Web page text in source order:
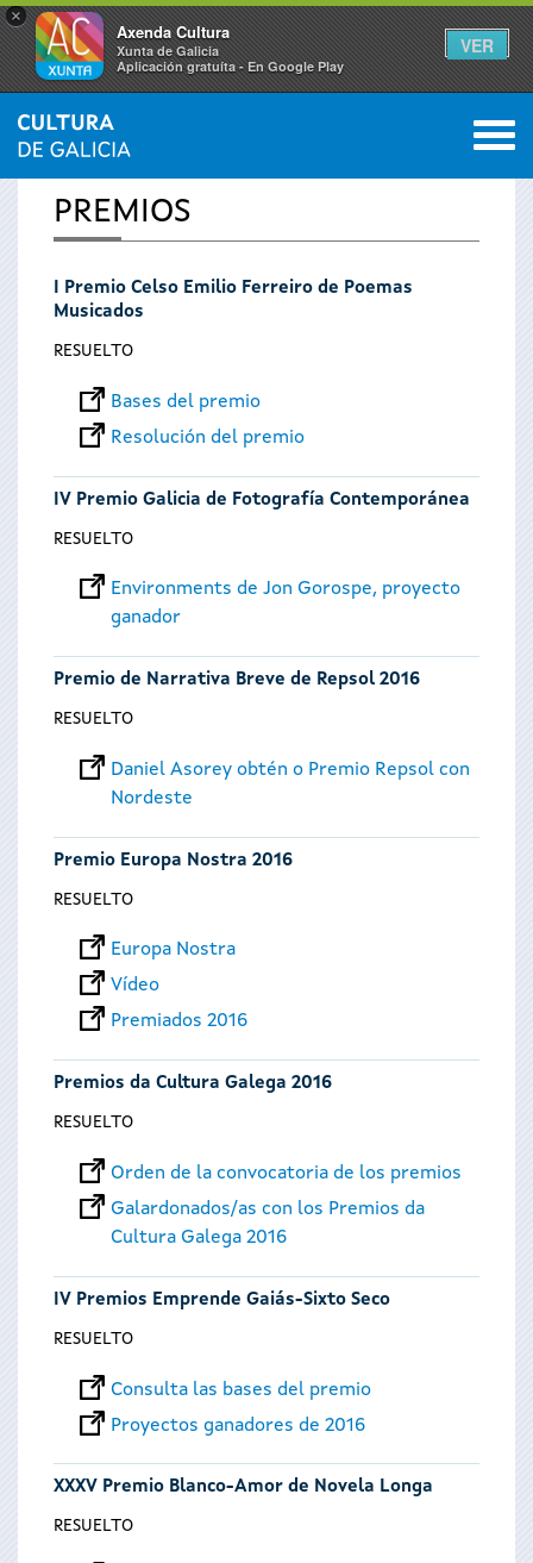
×
Axenda Cultura
Xunta de Galicia
Aplicación gratuíta - En Google Play
VER
Se
encuentra
usted
aquí
INICIO 0
PREMIOS
I Premio Celso Emilio Ferreiro de Poemas
Musicados
RESUELTO
Bases del premio
Resolución del premio
IV Premio Galicia de Fotografía Contemporánea
RESUELTO
Environments de Jon Gorospe, proyecto
ganador
Premio de Narrativa Breve de Repsol 2016
RESUELTO
Daniel Asorey obtén o Premio Repsol con
Nordeste
Premio Europa Nostra 2016
RESUELTO
Europa Nostra
Vídeo
Premiados 2016
Premios da Cultura Galega 2016
RESUELTO
Orden de la convocatoria de los premios
Galardonados/as con los Premios da
Cultura Galega 2016
IV Premios Emprende Gaiás-Sixto Seco
RESUELTO
Consulta las bases del premio
Proyectos ganadores de 2016
XXXV Premio Blanco-Amor de Novela Longa
RESUELTO